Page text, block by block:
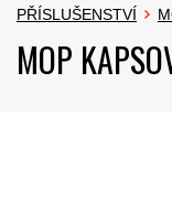
PŘÍSLUŠENSTVÍ
MOP